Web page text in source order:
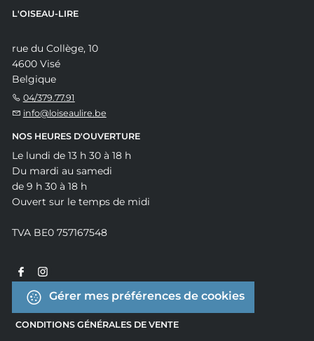
L'OISEAU-LIRE
rue du Collège, 10
4600 Visé
Belgique
04/379.77.91
info@loiseaulire.be
NOS HEURES D'OUVERTURE
Le lundi de 13 h 30 à 18 h
Du mardi au samedi
de 9 h 30 à 18 h
Ouvert sur le temps de midi
TVA BE0 757167548
Gérer mes préférences de cookies
CONDITIONS GÉNÉRALES DE VENTE